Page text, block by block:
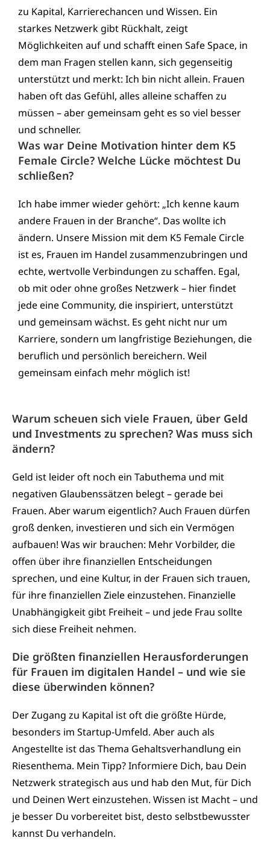
zu Kapital, Karrierechancen und Wissen. Ein
starkes Netzwerk gibt Rückhalt, zeigt
Möglichkeiten auf und schafft einen Safe Space, in
dem man Fragen stellen kann, sich gegenseitig
unterstützt und merkt: Ich bin nicht allein. Frauen
haben oft das Gefühl, alles alleine schaffen zu
müssen – aber gemeinsam geht es so viel besser
und schneller.
Was war Deine Motivation hinter dem K5
Female Circle? Welche Lücke möchtest Du
schließen?
Ich habe immer wieder gehört: „Ich kenne kaum
andere Frauen in der Branche“. Das wollte ich
ändern. Unsere Mission mit dem K5 Female Circle
ist es, Frauen im Handel zusammenzubringen und
echte, wertvolle Verbindungen zu schaffen. Egal,
ob mit oder ohne großes Netzwerk – hier findet
jede eine Community, die inspiriert, unterstützt
und gemeinsam wächst. Es geht nicht nur um
Karriere, sondern um langfristige Beziehungen, die
beruflich und persönlich bereichern. Weil
gemeinsam einfach mehr möglich ist!
Warum scheuen sich viele Frauen, über Geld
und Investments zu sprechen? Was muss sich
ändern?
Geld ist leider oft noch ein Tabuthema und mit
negativen Glaubenssätzen belegt – gerade bei
Frauen. Aber warum eigentlich? Auch Frauen dürfen
groß denken, investieren und sich ein Vermögen
aufbauen! Was wir brauchen: Mehr Vorbilder, die
offen über ihre finanziellen Entscheidungen
sprechen, und eine Kultur, in der Frauen sich trauen,
für ihre finanziellen Ziele einzustehen. Finanzielle
Unabhängigkeit gibt Freiheit – und jede Frau sollte
sich diese Freiheit nehmen.
Die größten finanziellen Herausforderungen
für Frauen im digitalen Handel – und wie sie
diese überwinden können?
Der Zugang zu Kapital ist oft die größte Hürde,
besonders im Startup-Umfeld. Aber auch als
Angestellte ist das Thema Gehaltsverhandlung ein
Riesenthema. Mein Tipp? Informiere Dich, bau Dein
Netzwerk strategisch aus und hab den Mut, für Dich
und Deinen Wert einzustehen. Wissen ist Macht – und
je besser Du vorbereitet bist, desto selbstbewusster
kannst Du verhandeln.